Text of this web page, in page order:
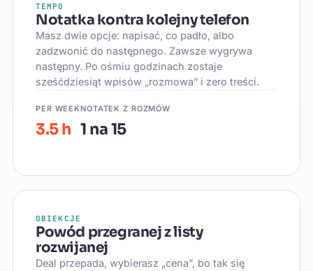
TEMPO
Notatka kontra kolejny telefon
Masz dwie opcje: napisać, co padło, albo
zadzwonić do następnego. Zawsze wygrywa
następny. Po ośmiu godzinach zostaje
sześćdziesiąt wpisów „rozmowa” i zero treści.
PER WEEK
3.5 h
NOTATEK Z ROZMÓW
1 na 15
OBIEKCJE
Powód przegranej z listy
rozwijanej
Deal przepada, wybierasz „cena”, bo tak się